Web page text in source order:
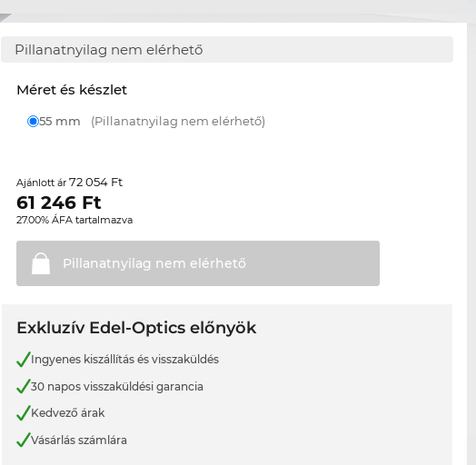
Pillanatnyilag nem elérhető
Méret és készlet
55 mm (Pillanatnyilag nem elérhető)
Ajánlott ár72 054 Ft
61 246 Ft
27.00% ÁFA tartalmazva
Pillanatnyilag nem elérhető
Exkluzív Edel-Optics előnyök
Ingyenes kiszállítás és visszaküldés
30 napos visszaküldési garancia
Kedvező árak
Vásárlás számlára